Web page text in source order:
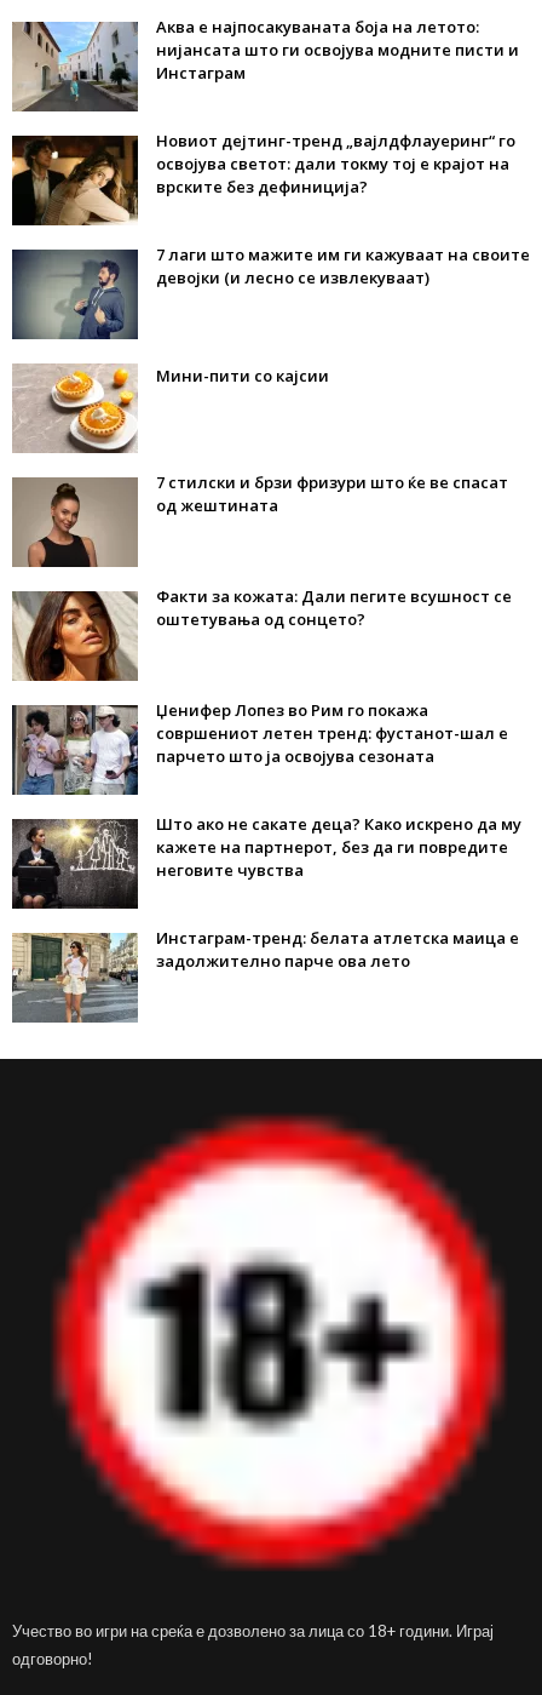
Аква е најпосакуваната боја на летото:
нијансата што ги освојува модните писти и
Инстаграм
Новиот дејтинг-тренд „вајлдфлауеринг“ го
освојува светот: дали токму тој е крајот на
врските без дефиниција?
7 лаги што мажите им ги кажуваат на своите
девојки (и лесно се извлекуваат)
Мини-пити со кајсии
7 стилски и брзи фризури што ќе ве спасат
од жештината
Факти за кожата: Дали пегите всушност се
оштетувања од сонцето?
Џенифер Лопез во Рим го покажа
совршениот летен тренд: фустанот-шал е
парчето што ја освојува сезоната
Што ако не сакате деца? Како искрено да му
кажете на партнерот, без да ги повредите
неговите чувства
Инстаграм-тренд: белата атлетска маица е
задолжително парче ова лето
Учество во игри на среќа е дозволено за лица со 18+ години. Играј
одговорно!